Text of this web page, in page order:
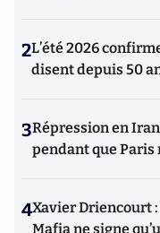
2L’été 2026
disent depuis 50
3Répression en
pendant que
4Xavier Driencourt
Mafia ne signe